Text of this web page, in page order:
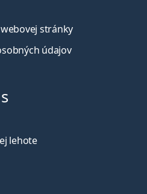
stránky
údajov
lehote